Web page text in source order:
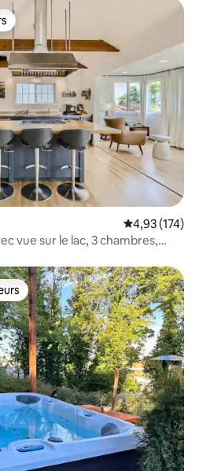
Évaluation
4,93 (174)
vue sur le lac, 3 chambres,
les plus appréciés